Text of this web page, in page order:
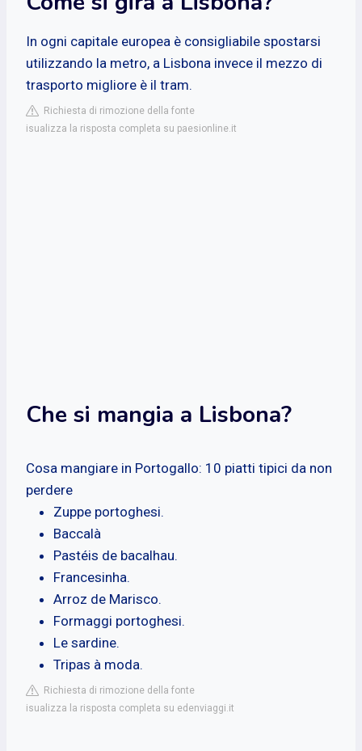
In ogni capitale europea è consigliabile spostarsi
utilizzando la metro, a Lisbona invece il mezzo di
trasporto migliore è il tram.
Richiesta di rimozione della fonte
isualizza la risposta completa su paesionline.it
Che si mangia a Lisbona?
Cosa mangiare in Portogallo: 10 piatti tipici da non
perdere
Zuppe portoghesi.
Baccalà
Pastéis de bacalhau.
Francesinha.
Arroz de Marisco.
Formaggi portoghesi.
Le sardine.
Tripas à moda.
Richiesta di rimozione della fonte
isualizza la risposta completa su edenviaggi.it